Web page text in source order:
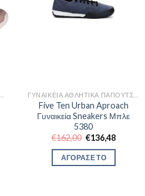
Five Ten Urban Aproach
Γυναικεία Sneakers Μπλε
5380
€162,00 Original
was:
€162,00.
€136,48Η
ΑΓΟΡΑΣΕ ΤΟ